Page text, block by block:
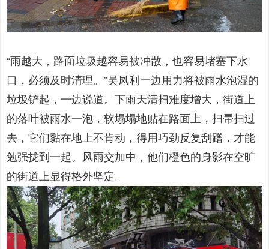
“雨越大，路面垃圾越容易被冲散，也容易堵塞下水
口，必须及时清理。”吴凤利一边用力将被雨水泡湿的
垃圾铲起，一边说道。下雨天清扫难度增大，街道上
的落叶被雨水一泡，软塌塌地贴在路面上，扫帚扫过
去，它们黏在地上不肯动，得用巧劲反复刮蹭，才能
勉强拢到一起。风雨交加中，他们橙色的身影在空旷
的街道上显得格外坚定。